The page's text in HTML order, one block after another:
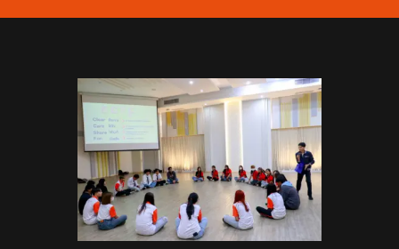
สมัครเรียน